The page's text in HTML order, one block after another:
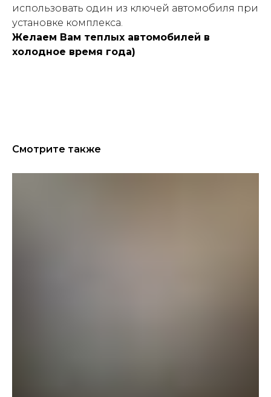
использовать один из ключей автомобиля при
установке комплекса.
Желаем Вам теплых автомобилей в
холодное время года)
Смотрите также